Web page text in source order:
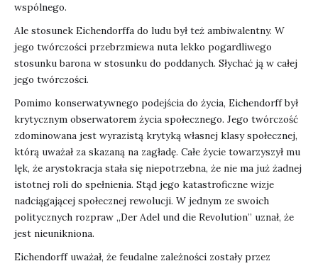
wspólnego.
Ale stosunek Eichendorffa do ludu był też ambiwalentny. W
jego twórczości przebrzmiewa nuta lekko pogardliwego
stosunku barona w stosunku do poddanych. Słychać ją w całej
jego twórczości.
Pomimo konserwatywnego podejścia do życia, Eichendorff był
krytycznym obserwatorem życia społecznego. Jego twórczość
zdominowana jest wyrazistą krytyką własnej klasy społecznej,
którą uważał za skazaną na zagładę. Całe życie towarzyszył mu
lęk, że arystokracja stała się niepotrzebna, że nie ma już żadnej
istotnej roli do spełnienia. Stąd jego katastroficzne wizje
nadciągającej społecznej rewolucji. W jednym ze swoich
politycznych rozpraw „Der Adel und die Revolution” uznał, że
jest nieunikniona.
Eichendorff uważał, że feudalne zależności zostały przez